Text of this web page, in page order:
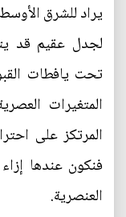
يراد للشرق
لجدل عقيم قد
تحت يافطات
المتغيرات
المرتكز على
فنكون عندها
العنصرية.